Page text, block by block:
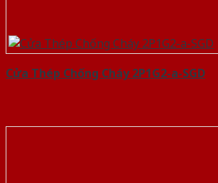
Cửa Thép Chống Cháy 2P1G2-a-SGD